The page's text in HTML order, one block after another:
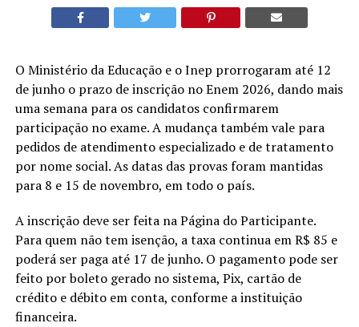
O Ministério da Educação e o Inep prorrogaram até 12
de junho o prazo de inscrição no Enem 2026, dando mais
uma semana para os candidatos confirmarem
participação no exame. A mudança também vale para
pedidos de atendimento especializado e de tratamento
por nome social. As datas das provas foram mantidas
para 8 e 15 de novembro, em todo o país.
A inscrição deve ser feita na Página do Participante.
Para quem não tem isenção, a taxa continua em R$ 85 e
poderá ser paga até 17 de junho. O pagamento pode ser
feito por boleto gerado no sistema, Pix, cartão de
crédito e débito em conta, conforme a instituição
financeira.